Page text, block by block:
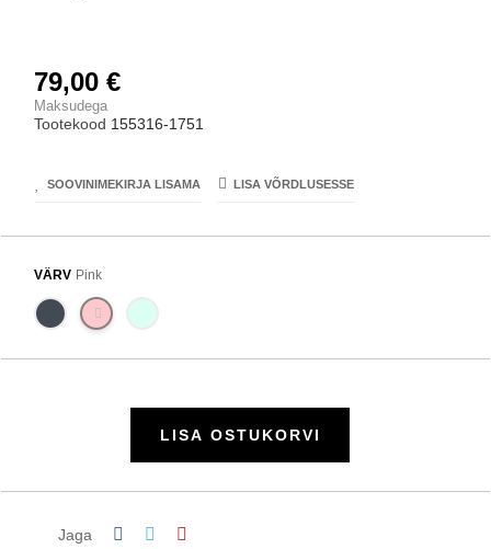
79,00 €
Maksudega
Tootekood 155316-1751
SOOVINIMEKIRJA LISAMA LISA VÕRDLUSESSE
VÄRV Pink
LISA OSTUKORVI
Jaga